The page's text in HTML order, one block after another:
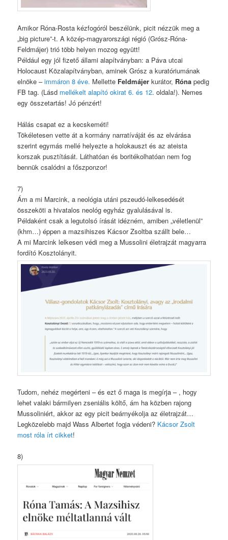
Amikor Róna-Rosta kézfogóról beszélünk, picit nézzük meg a
„big picture”-t. A közép-magyarországi régió (Grósz-Róna-
Feldmájer) trió több helyen mozog együtt!
Például egy jól fizető állami alapítványban: a Páva utcai
Holocaust Közalapítványban, aminek Grósz a kuratóriumának
elnöke –immáron 8 éve. Mellette Feldmájer kurátor, Róna pedig
FB tag. (Lásd mellékelt alapító okirat 6. és 12. oldala!). Nemes
egy összetartás! Jó pénzért!
Hálás csapat ez a kecskeméti!
Tökéletesen vette át a kormány narratíváját és az elvárása
szerint egymás mellé helyezte a holokauszt és az ateista
korszak pusztítását. Láthatóan és boritékolhatóan nem fog
bennük csalódni a főszponzor!
7)
Ám a mi Marcink, a neológia utáni pszeudó-lelkesedését
összeköti a hivatalos neológ egyház gyalulásával is.
Példaként csak a legutolsó írását idézném, amiben „véletlenül”
(khm…) éppen a mazsihiszes Kácsor Zsoltba szállt bele…
A mi Marcink lelkesen védi meg a Mussolini életrajzát magyarra
fordító Kosztolányit.
Tudom, nehéz megérteni – és ezt ő maga is megírja – , hogy
lehet valaki bármilyen zseniális költő, ám ha közben rajong
Mussoliniért, akkor az egy picit beárnyékolja az életrajzát…
Legközelebb majd Wass Albertet fogja védeni? Kácsor Zsolt
most róla írt cikket!
8)